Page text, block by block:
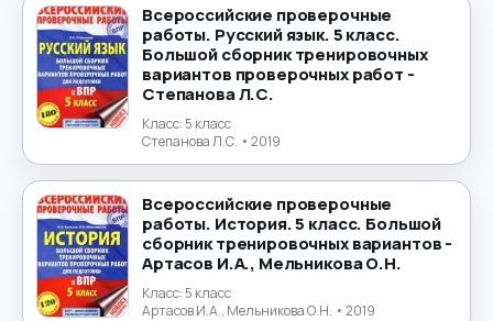
Всероссийские проверочные
работы. Русский язык. 5 класс.
Большой сборник тренировочных
вариантов проверочных работ -
Степанова Л.С.
Класс: 5 класс
Степанова Л.С. • 2019
Всероссийские проверочные
работы. История. 5 класс. Большой
сборник тренировочных вариантов -
Артасов И.А., Мельникова О.Н.
Класс: 5 класс
Артасов И.А., Мельникова О.Н. • 2019